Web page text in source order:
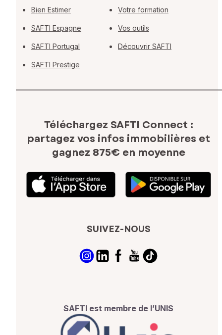
Bien Estimer
SAFTI Espagne
SAFTI Portugal
SAFTI Prestige
Votre formation
Vos outils
Découvrir SAFTI
Téléchargez SAFTI Connect :
partagez vos infos immobilières et
gagnez 875€ en moyenne
SUIVEZ-NOUS
SAFTI est membre de l’UNIS